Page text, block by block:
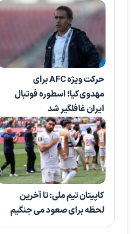
حرکت ویژه AFC برای
مهدوی‌کیا؛ اسطوره فوتبال
ایران غافلگیر شد
کاپیتان تیم ملی: تا آخرین
لحظه برای صعود می جنگیم